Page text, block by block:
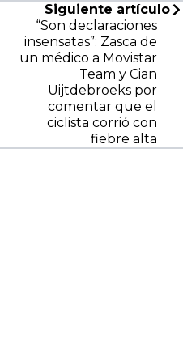
Siguiente artículo
“Son declaraciones
insensatas”: Zasca de
un médico a Movistar
Team y Cian
Uijtdebroeks por
comentar que el
ciclista corrió con
fiebre alta